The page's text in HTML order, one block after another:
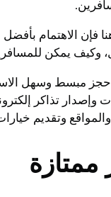
الاهتمام
وكيف يمكن
مبسط وسهل
وإصدار تذاكر
وتقديم